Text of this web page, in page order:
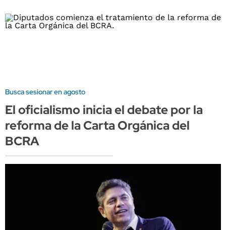
Busca sesionar en agosto
El oficialismo inicia el debate por la
reforma de la Carta Orgánica del
BCRA